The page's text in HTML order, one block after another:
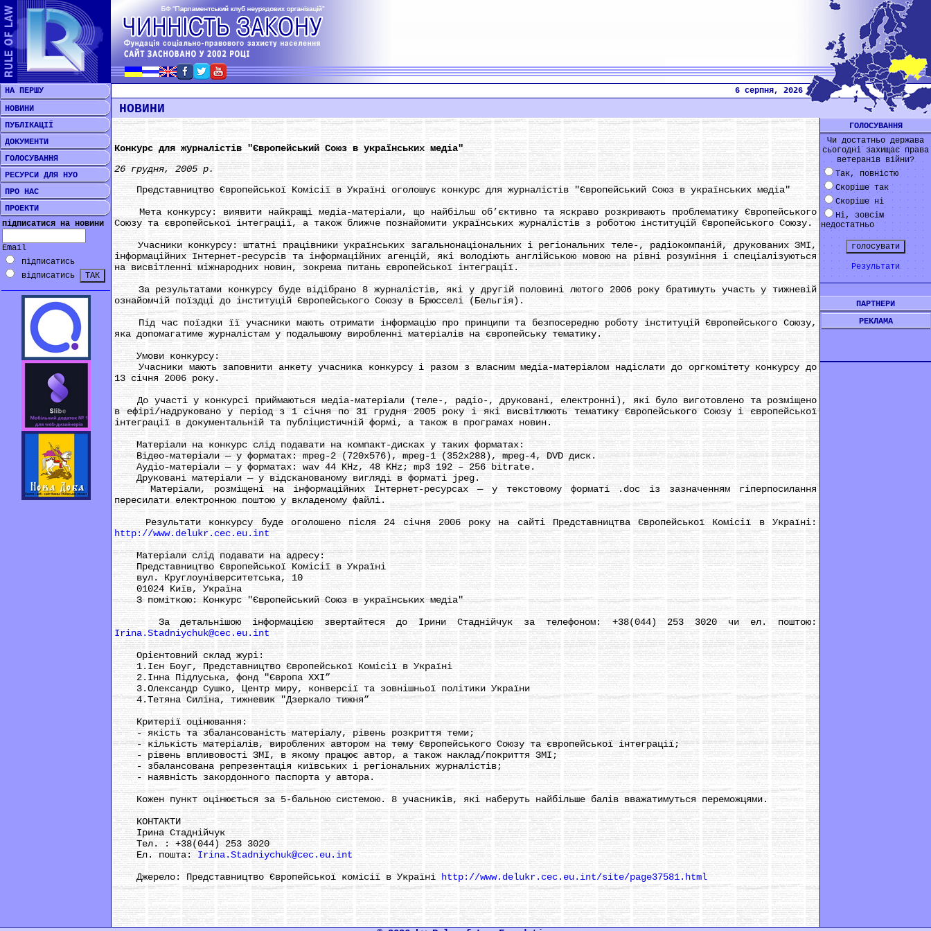
НА ПЕРШУ
6 серпня, 2026
НОВИНИ
ПУБЛІКАЦІЇ
ДОКУМЕНТИ
ГОЛОСУВАННЯ
РЕСУРСИ ДЛЯ НУО
ПРО НАС
ПРОЕКТИ
підписатися на новини
Email
підписатись
відписатись
НОВИНИ
Конкурс для журналістів "Європейський Союз в українських медіа"
26 грудня, 2005 р.
Представництво Європейської Комісії в Україні оголошує конкурс для журналістів "Європейський Союз в українських медіа"
Мета конкурсу: виявити найкращі медіа-матеріали, що найбільш об’єктивно та яскраво розкривають проблематику Європейського
Союзу та європейської інтеграції, а також ближче познайомити українських журналістів з роботою інституцій Європейського Союзу.
Учасники конкурсу: штатні працівники українських загальнонаціональних і регіональних теле-, радіокомпаній, друкованих ЗМІ,
інформаційних Інтернет-ресурсів та інформаційних агенцій, які володіють англійською мовою на рівні розуміння і спеціалізуються
на висвітленні міжнародних новин, зокрема питань європейської інтеграції.
За результатами конкурсу буде відібрано 8 журналістів, які у другій половині лютого 2006 року братимуть участь у тижневій
ознайомчій поїздці до інституцій Європейського Союзу в Брюсселі (Бельгія).
Під час поїздки її учасники мають отримати інформацію про принципи та безпосередню роботу інституцій Європейського Союзу,
яка допомагатиме журналістам у подальшому виробленні матеріалів на європейську тематику.
Умови конкурсу:
Учасники мають заповнити анкету учасника конкурсу і разом з власним медіа-матеріалом надіслати до оргкомітету конкурсу до
13 січня 2006 року.
До участі у конкурсі приймаються медіа-матеріали (теле-, радіо-, друковані, електронні), які було виготовлено та розміщено
в ефірі/надруковано у період з 1 січня по 31 грудня 2005 року і які висвітлюють тематику Європейського Союзу і європейської
інтеграції в документальній та публіцистичній формі, а також в програмах новин.
Матеріали на конкурс слід подавати на компакт-дисках у таких форматах:
Відео-матеріали — у форматах: mpeg-2 (720x576), mpeg-1 (352x288), mpeg-4, DVD диск.
Аудіо-матеріали — у форматах: wav 44 KHz, 48 KHz; mp3 192 – 256 bitrate.
Друковані матеріали — у відсканованому вигляді в форматі jpeg.
Матеріали, розміщені на інформаційних Інтернет-ресурсах — у текстовому форматі .doc із зазначенням гіперпосилання
пересилати електронною поштою у вкладеному файлі.
Результати конкурсу буде оголошено після 24 січня 2006 року на сайті Представництва Європейської Комісії в Україні:
http://www.delukr.cec.eu.int
Матеріали слід подавати на адресу:
Представництво Європейської Комісії в Україні
вул. Круглоуніверситетська, 10
01024 Київ, Україна
З поміткою: Конкурс "Європейський Союз в українських медіа"
За детальнішою інформацією звертайтеся до Ірини Стаднійчук за телефоном: +38(044) 253 3020 чи ел. поштою:
Irina.Stadniychuk@cec.eu.int
Орієнтовний склад журі:
1.Ієн Боуг, Представництво Європейської Комісії в Україні
2.Інна Підлуська, фонд "Європа ХХІ”
3.Олександр Сушко, Центр миру, конверсії та зовнішньої політики України
4.Тетяна Силіна, тижневик "Дзеркало тижня”
Критерії оцінювання:
- якість та збалансованість матеріалу, рівень розкриття теми;
- кількість матеріалів, вироблених автором на тему Європейського Союзу та європейської інтеграції;
- рівень впливовості ЗМІ, в якому працює автор, а також наклад/покриття ЗМІ;
- збалансована репрезентація київських і регіональних журналістів;
- наявність закордонного паспорта у автора.
Кожен пункт оцінюється за 5-бальною системою. 8 учасників, які наберуть найбільше балів вважатимуться переможцями.
КОНТАКТИ
Ірина Стаднійчук
Тел. : +38(044) 253 3020
Ел. пошта:Irina.Stadniychuk@cec.eu.int
Джерело: Представництво Європейської комісії в Україні http://www.delukr.cec.eu.int/site/page37581.html
ГОЛОСУВАННЯ
Чи достатньо держава
сьогодні захищає права
ветеранів війни?
Так, повністю
Скоріше так
Скоріше ні
Ні, зовсім
недостатньо
Результати
ПАРТНЕРИ
РЕКЛАМА